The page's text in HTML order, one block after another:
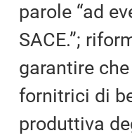
parole “ad
SACE.”;
garantire
fornitrici di
produttiva